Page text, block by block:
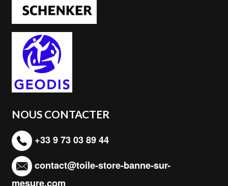
NOUS CONTACTER
+33 9 73 03 89 44
contact@toile-store-banne-sur-
mesure.com